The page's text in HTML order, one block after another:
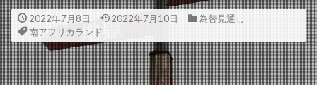
2022年7月8日 2022年7月10日
為替見通し
南アフリカランド